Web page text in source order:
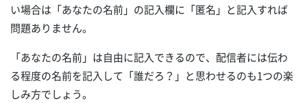
い場合は「あなたの名前」の記入欄に「匿名」と記入すれば
問題ありません。
「あなたの名前」は自由に記入できるので、配信者には伝わ
る程度の名前を記入して「誰だろ？」と思わせるのも1つの楽
しみ方でしょう。